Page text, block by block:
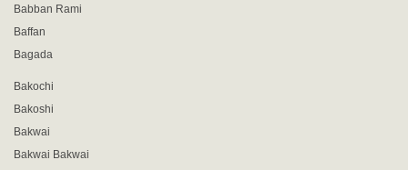
Babban Rami
Baffan
Bagada
Bakochi
Bakoshi
Bakwai
Bakwai Bakwai